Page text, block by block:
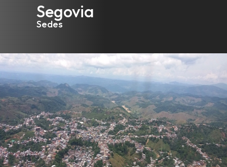
Segovia
Sedes